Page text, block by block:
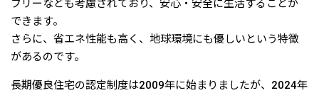
フリーなども考慮されており、安心・安全に生活することが
できます。
さらに、省エネ性能も高く、地球環境にも優しいという特徴
があるのです。
長期優良住宅の認定制度は2009年に始まりましたが、2024年